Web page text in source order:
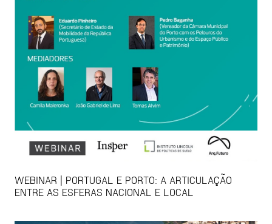
WEBINAR | PORTUGAL E PORTO: A ARTICULAÇÃO
ENTRE AS ESFERAS NACIONAL E LOCAL